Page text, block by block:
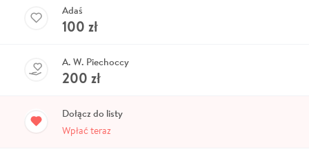
Adaś
100 zł
A. W. Piechoccy
200 zł
Dołącz do listy
Wpłać teraz